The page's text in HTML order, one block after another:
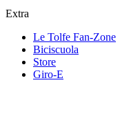
Extra
Le Tolfe Fan-Zone
Biciscuola
Store
Giro-E